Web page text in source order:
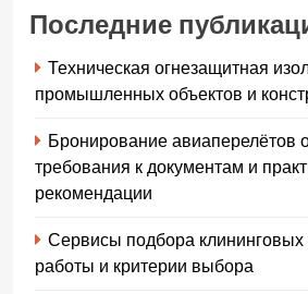
Последние
Техническая огнезащитная
промышленных объектов и
Бронирование авиаперелётов
требования к документам и
рекомендации
Сервисы подбора клининговых
работы и критерии выбора